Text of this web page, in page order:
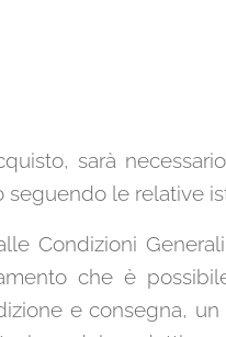
sarà
le relative
Condizioni
che è
e consegna,